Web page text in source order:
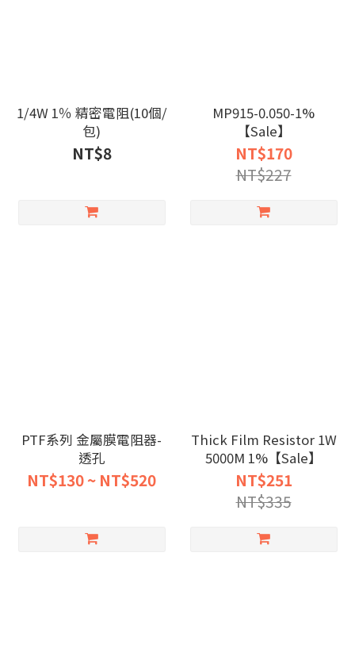
1/4W 1％ 精密電阻(10個/
包)
NT$8
MP915-0.050-1%
【Sale】
NT$170
NT$227
PTF系列 金屬膜電阻器-
透孔
NT$130 ~ NT$520
Thick Film Resistor 1W
5000M 1%【Sale】
NT$251
NT$335